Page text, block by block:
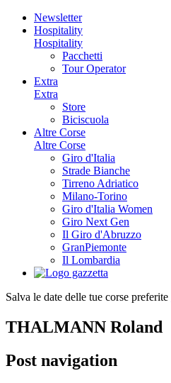
Newsletter
Hospitality
Hospitality
Pacchetti
Tour Operator
Extra
Extra
Store
Biciscuola
Altre Corse
Altre Corse
Giro d'Italia
Strade Bianche
Tirreno Adriatico
Milano-Torino
Giro d'Italia Women
Giro Next Gen
Il Giro d'Abruzzo
GranPiemonte
Il Lombardia
Salva le date delle tue corse preferite
THALMANN Roland
Post navigation